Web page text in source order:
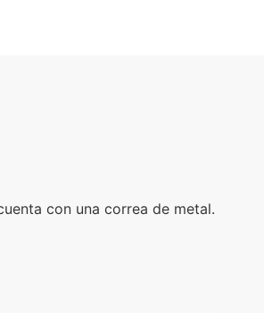
con una correa de metal.